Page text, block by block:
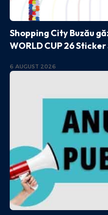
Shopping City Buzău
WORLD CUP 26
6 AUGUST 2026